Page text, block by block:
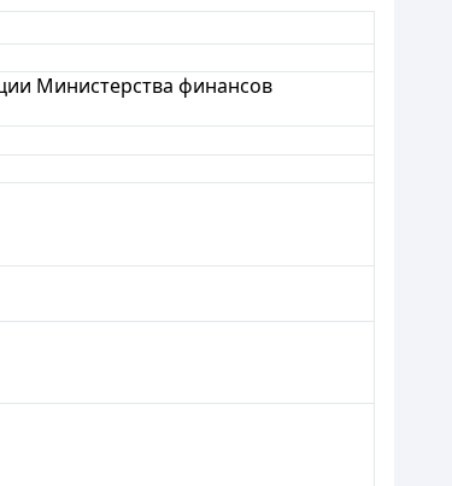
Министерства финансов